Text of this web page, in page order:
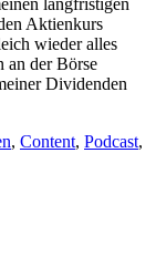
langfristigen
Aktienkurs
wieder alles
an der Börse
Dividenden
, Content, Podcast,